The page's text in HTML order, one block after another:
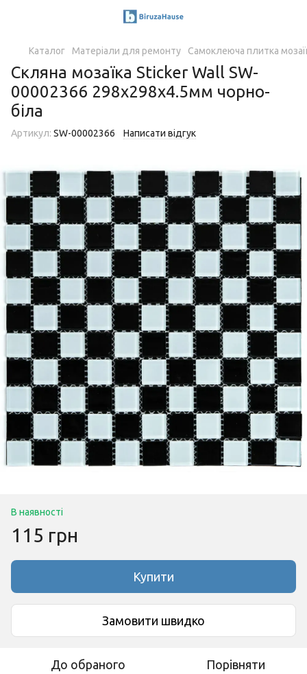
Каталог Матеріали для ремонту Самоклеюча плитка
Скляна мозаїка Sticker Wall SW-
00002366 298х298х4.5мм чорно-
біла
Артикул: SW-00002366 Написати відгук
В наявності
115 грн
Купити
Замовити швидко
До обраного Порівняти